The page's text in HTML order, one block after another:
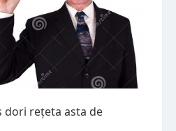
dori rețeta asta de